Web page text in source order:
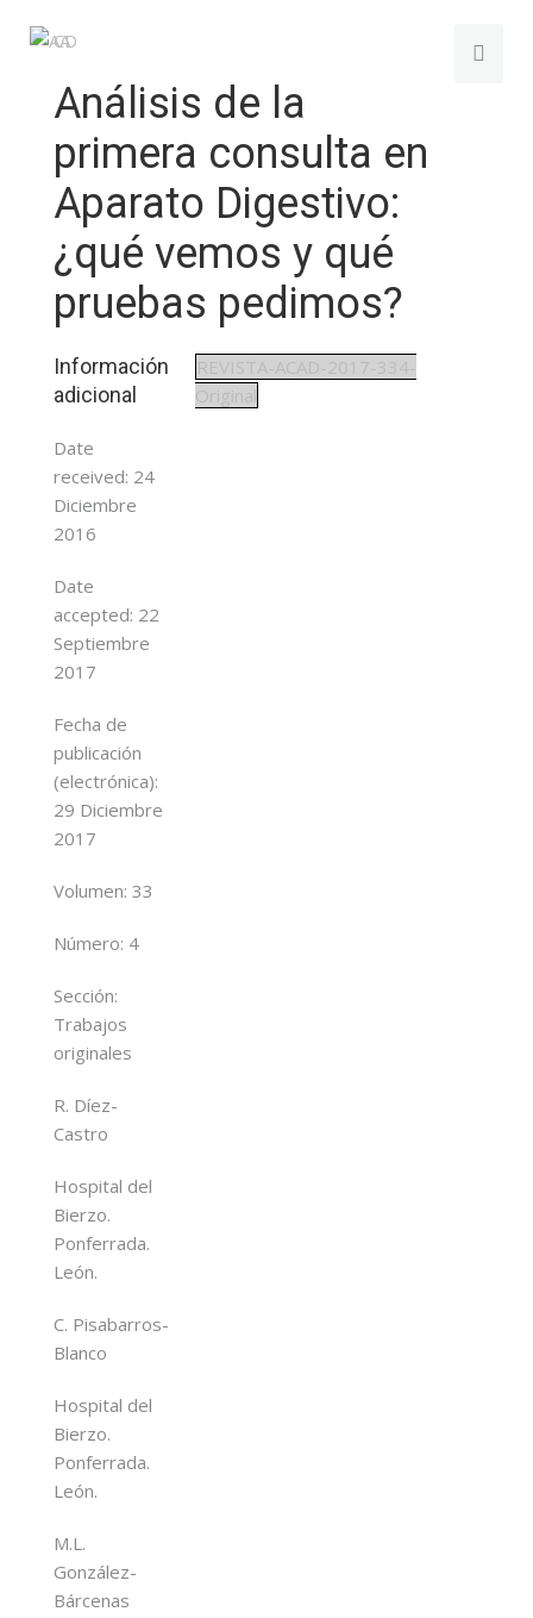
Análisis de la
primera consulta en
Aparato Digestivo:
¿qué vemos y qué
pruebas pedimos?
Información
adicional
Date
received: 24
Diciembre
2016
Date
accepted: 22
Septiembre
2017
Fecha de
publicación
(electrónica):
29 Diciembre
2017
Volumen: 33
Número: 4
Sección:
Trabajos
originales
R. Díez-
Castro
Hospital del
Bierzo.
Ponferrada.
León.
C. Pisabarros-
Blanco
Hospital del
Bierzo.
Ponferrada.
León.
M.L.
González-
Bárcenas
REVISTA-ACAD-2017-334-
Original